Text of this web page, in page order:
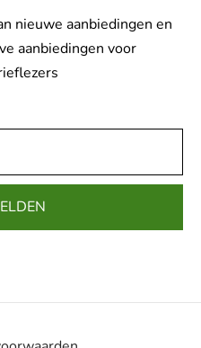
nieuwe aanbiedingen en
aanbiedingen voor